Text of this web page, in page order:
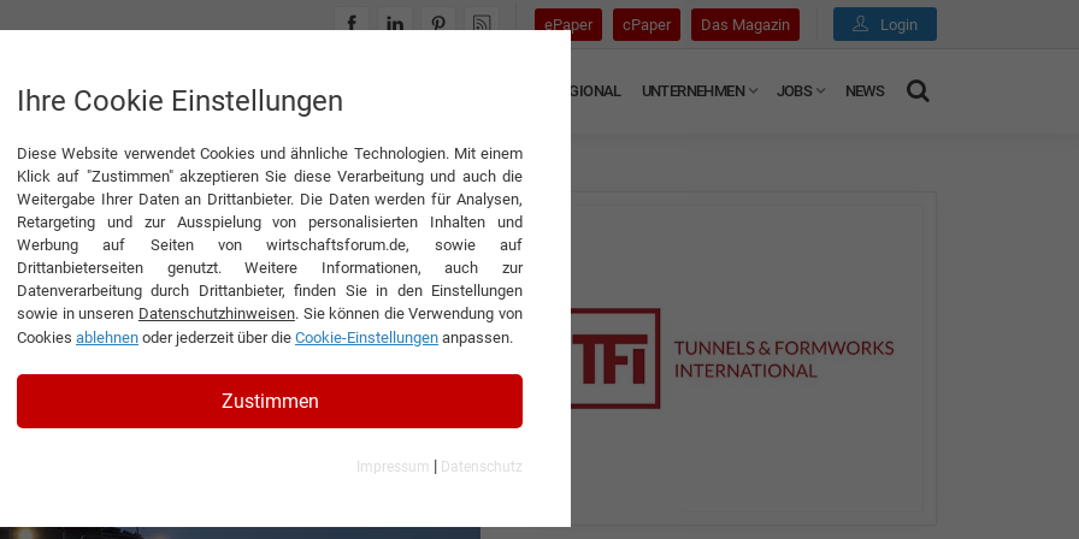
ePaper cPaper Das Magazin Login
INTERVIEWS REGIONAL UNTERNEHMEN JOBS NEWS
Tunnel, die weltweit Standards setzen“
weltweit Standards
und Giuseppe Aliverti,
International Srl
Ihre Cookie Einstellungen
Diese Website verwendet Cookies und ähnliche Technologien. Mit einem
Klick auf "Zustimmen" akzeptieren Sie diese Verarbeitung und auch die
Weitergabe Ihrer Daten an Drittanbieter. Die Daten werden für Analysen,
Retargeting und zur Ausspielung von personalisierten Inhalten und
Werbung auf Seiten von wirtschaftsforum.de, sowie auf
Drittanbieterseiten genutzt. Weitere Informationen, auch zur
Datenverarbeitung durch Drittanbieter, finden Sie in den Einstellungen
sowie in unseren Datenschutzhinweisen. Sie können die Verwendung von
Cookies ablehnen oder jederzeit über die Cookie-Einstellungen anpassen.
Zustimmen
Impressum | Datenschutz